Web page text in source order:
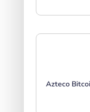
Azteco